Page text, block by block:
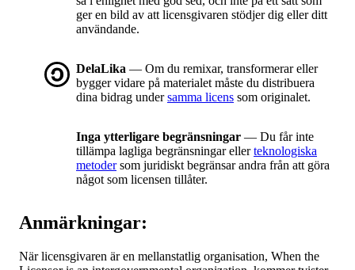
ger en bild av att licensgivaren stödjer dig eller ditt
användande.
DelaLika — Om du remixar, transformerar eller
bygger vidare på materialet måste du distribuera
dina bidrag undersamma licens som originalet.
Inga ytterligare begränsningar — Du får inte
tillämpa lagliga begränsningar ellerteknologiska
metodersom juridiskt begränsar andra från att göra
något som licensen tillåter.
Anmärkningar:
När licensgivaren är en mellanstatlig organisation, When the